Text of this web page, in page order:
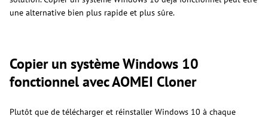
une alternative bien plus rapide et plus sûre.
Copier un système Windows 10
fonctionnel avec AOMEI Cloner
Plutôt que de télécharger et réinstaller Windows 10 à chaque